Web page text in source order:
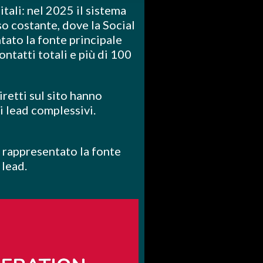
nel 2025 il sistema
costante, dove la Social
la fonte principale
totali e più di 100
sul sito hanno
complessivi.
la fonte